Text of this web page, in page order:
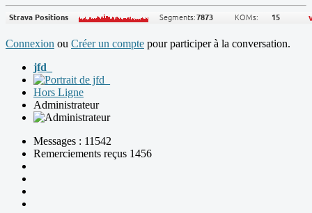
Connexion ou Créer un compte pour participer à la conversation.
jfd_
Hors Ligne
Administrateur
Messages : 11542
Remerciements reçus 1456